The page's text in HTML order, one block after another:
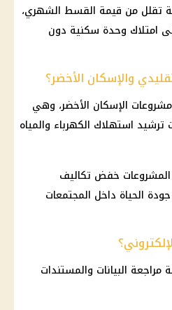
تقلل من قيمة القسط الشهري،
امتلاك وحدة سكنية دون
والإسكان الأخضر؟
مشروعات الإسكان الأخضر، وهي
ترشيد استهلاك الكهرباء والمياه
خفض تكاليف
الحياة داخل المجتمعات
مراجعة البيانات والمستندات